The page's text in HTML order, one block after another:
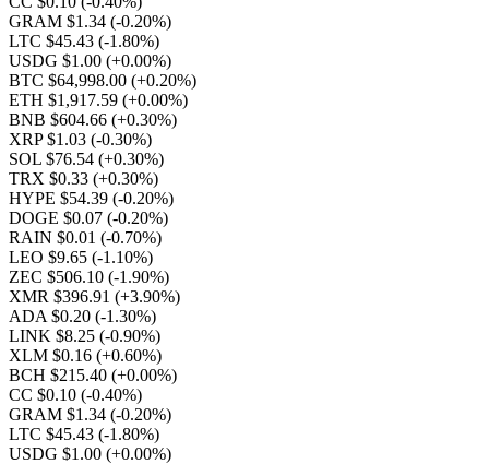
GRAM $1.34 (-0.20%)
LTC $45.43 (-1.80%)
USDG $1.00 (+0.00%)
BTC $64,998.00 (+0.20%)
ETH $1,917.59 (+0.00%)
BNB $604.66 (+0.30%)
XRP $1.03 (-0.30%)
SOL $76.54 (+0.30%)
TRX $0.33 (+0.30%)
HYPE $54.39 (-0.20%)
DOGE $0.07 (-0.20%)
RAIN $0.01 (-0.70%)
LEO $9.65 (-1.10%)
ZEC $506.10 (-1.90%)
XMR $396.91 (+3.90%)
ADA $0.20 (-1.30%)
LINK $8.25 (-0.90%)
XLM $0.16 (+0.60%)
BCH $215.40 (+0.00%)
CC $0.10 (-0.40%)
GRAM $1.34 (-0.20%)
LTC $45.43 (-1.80%)
USDG $1.00 (+0.00%)